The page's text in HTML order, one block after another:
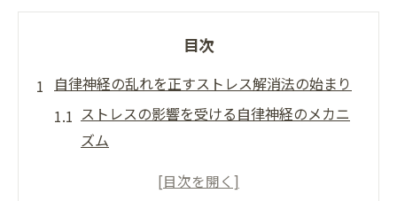
目次
自律神経の乱れを正すストレス解消法の始まり
ストレスの影響を受ける自律神経のメカニ
ズム
ストレスと自律神経の関係性を理解する